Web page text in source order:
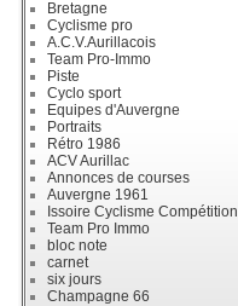
Bretagne
Cyclisme pro
A.C.V.Aurillacois
Team Pro-Immo
Piste
Cyclo sport
Equipes d'Auvergne
Portraits
Rétro 1986
ACV Aurillac
Annonces de courses
Auvergne 1961
Issoire Cyclisme Compétition
Team Pro Immo
bloc note
carnet
six jours
Champagne 66